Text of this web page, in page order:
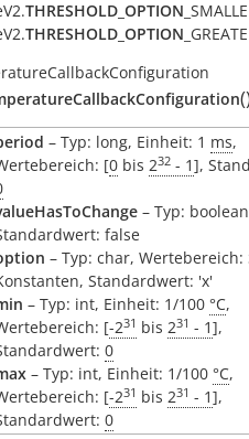
THRESHOLD_OPTION
THRESHOLD_OPTION
(
– Typ: long, Einheit: 1 ms,
[0 bis 232 - 1],
– Typ:
false
– Typ: char, Wertebereich:
Standardwert: 'x'
– Typ: int, Einheit: 1/100 °C,
[-231 bis 231 - 1],
0
– Typ: int, Einheit: 1/100 °C,
[-231 bis 231 - 1],
0